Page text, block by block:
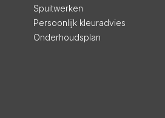
Spuitwerken
Persoonlijk kleuradvies
Onderhoudsplan